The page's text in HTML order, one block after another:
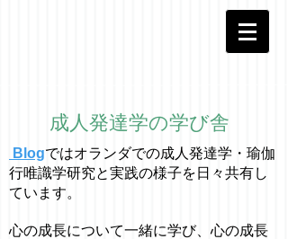
成人発達学の学び舎
Blogではオラ ンダでの成人発達学・ 瑜伽
行唯識学研究と実践の様子を日々共有し
ています。
心の成長について一緒に学び、心の成長